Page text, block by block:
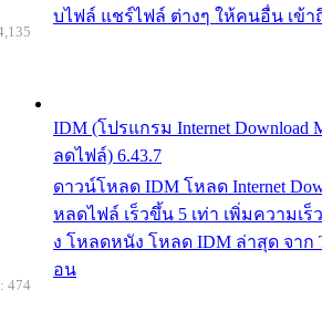
บไฟล์ แชร์ไฟล์ ต่างๆ ให้คนอื่น เข้า
IDM (โปรแกรม Internet Download
ลดไฟล์) 6.43.7
ดาวน์โหลด IDM โหลด Internet
หลดไฟล์ เร็วขึ้น 5 เท่า เพิ่มความเ
ง โหลดหนัง โหลด IDM ล่าสุด จาก
อน
474